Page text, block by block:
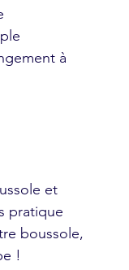
à
et
pratique
boussole,
!